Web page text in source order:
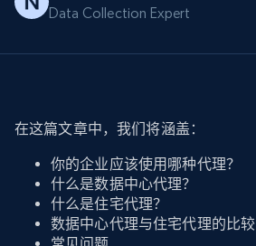
Data Collection Expert
在这篇文章中，我们将涵盖：
你的企业应该使用哪种代理？
什么是数据中心代理？
什么是住宅代理？
数据中心代理与住宅代理的比较